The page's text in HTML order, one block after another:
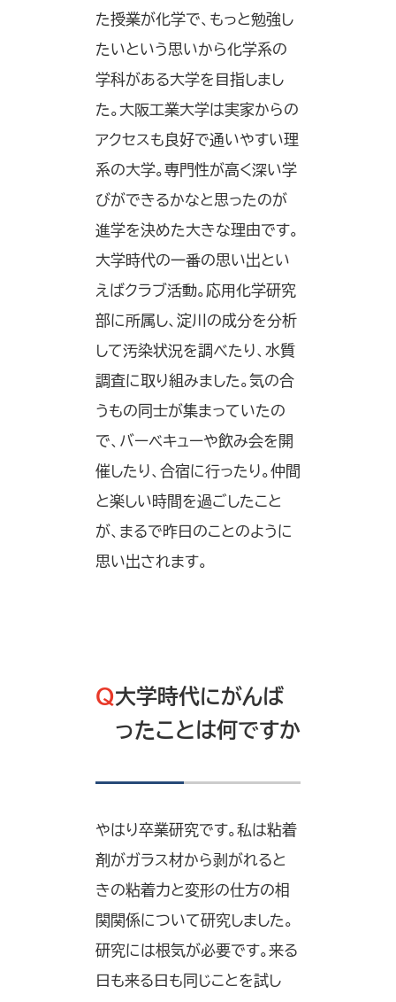
た授業が化学で、もっと勉強し
たいという思いから化学系の
学科がある大学を目指しまし
た。大阪工業大学は実家からの
アクセスも良好で通いやすい理
系の大学。専門性が高く深い学
びができるかなと思ったのが
進学を決めた大きな理由です。
大学時代の一番の思い出とい
えばクラブ活動。応用化学研究
部に所属し、淀川の成分を分析
して汚染状況を調べたり、水質
調査に取り組みました。気の合
うもの同士が集まっていたの
で、バーベキューや飲み会を開
催したり、合宿に行ったり。仲間
と楽しい時間を過ごしたこと
が、まるで昨日のことのように
思い出されます。
Q大学時代にがんば
ったことは何ですか
やはり卒業研究です。私は粘着
剤がガラス材から剥がれると
きの粘着力と変形の仕方の相
関関係について研究しました。
研究には根気が必要です。来る
日も来る日も同じことを試し